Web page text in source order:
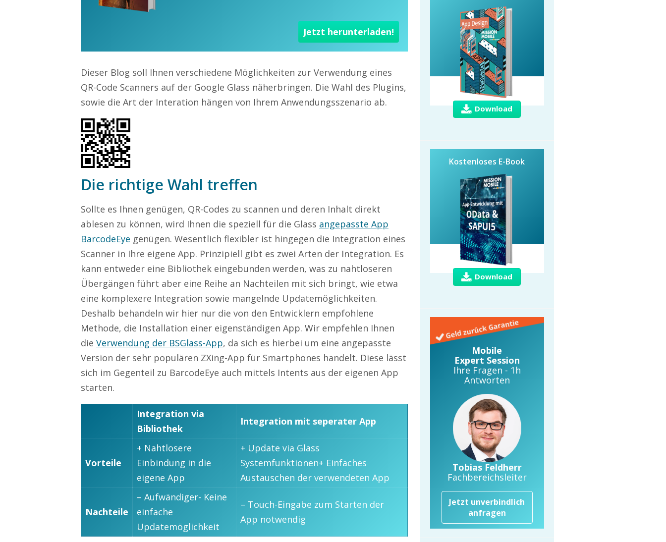
Jetzt herunterladen!
Dieser Blog soll Ihnen verschiedene Möglichkeiten zur Verwendung eines
QR-Code Scanners auf der Google Glass näherbringen. Die Wahl des Plugins,
sowie die Art der Interation hängen von Ihrem Anwendungsszenario ab.
Die richtige Wahl treffen
Sollte es Ihnen genügen, QR-Codes zu scannen und deren Inhalt direkt
ablesen zu können, wird Ihnen die speziell für die Glass angepasste App
BarcodeEye genügen. Wesentlich flexibler ist hingegen die Integration eines
Scanner in Ihre eigene App. Prinzipiell gibt es zwei Arten der Integration. Es
kann entweder eine Bibliothek eingebunden werden, was zu nahtloseren
Übergängen führt aber eine Reihe an Nachteilen mit sich bringt, wie etwa
eine komplexere Integration sowie mangelnde Updatemöglichkeiten.
Deshalb behandeln wir hier nur die von den Entwicklern empfohlene
Methode, die Installation einer eigenständigen App. Wir empfehlen Ihnen
die Verwendung der BSGlass-App, da sich es hierbei um eine angepasste
Version der sehr populären ZXing-App für Smartphones handelt. Diese lässt
sich im Gegenteil zu BarcodeEye auch mittels Intents aus der eigenen App
starten.
Integration via
Bibliothek
Integration mit seperater App
Vorteile
+ Nahtlosere
Einbindung in die
eigene App
+ Update via Glass
Systemfunktionen+ Einfaches
Austauschen der verwendeten App
Nachteile
– Aufwändiger- Keine
einfache
Updatemöglichkeit
– Touch-Eingabe zum Starten der
App notwendig
Download
Kostenloses E-Book
Download
Mobile
Expert Session
Ihre Fragen - 1h
Antworten
Tobias Feldherr
Fachbereichsleiter
Jetzt unverbindlich
anfragen